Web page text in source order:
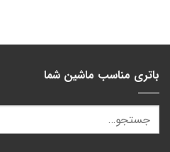
باتری مناسب ماشین شما